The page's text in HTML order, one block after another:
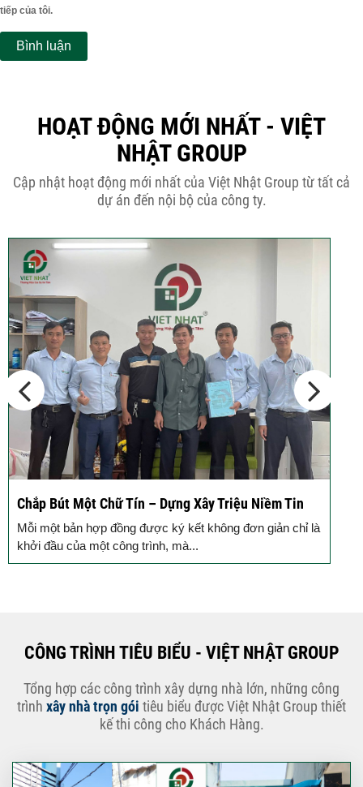
tiếp của tôi.
HOẠT ĐỘNG MỚI NHẤT - VIỆT
NHẬT GROUP
Cập nhật hoạt động mới nhất của Việt Nhật Group từ tất cả
dự án đến nội bộ của công ty.
Chắp Bút Một Chữ Tín – Dựng Xây Triệu Niềm Tin
Mỗi một bản hợp đồng được ký kết không đơn giản chỉ là
khởi đầu của một công trình, mà...
CÔNG TRÌNH TIÊU BIỂU - VIỆT NHẬT GROUP
Tổng hợp các công trình xây dựng nhà lớn, những công
trình xây nhà trọn gói tiêu biểu được Việt Nhật Group thiết
kế thi công cho Khách Hàng.